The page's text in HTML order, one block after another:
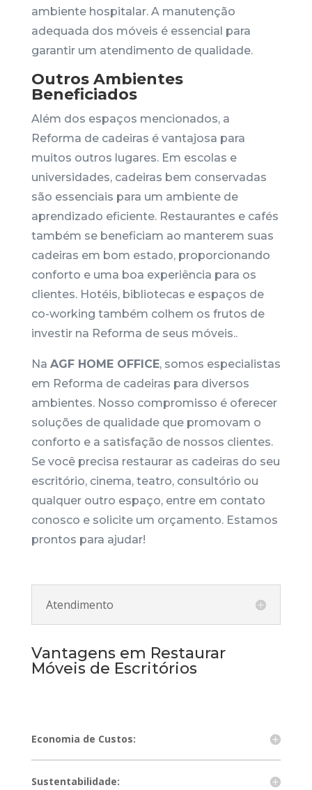
ambiente hospitalar. A manutenção
adequada dos móveis é essencial para
garantir um atendimento de qualidade.
Outros Ambientes
Beneficiados
Além dos espaços mencionados, a
Reforma de cadeiras é vantajosa para
muitos outros lugares. Em escolas e
universidades, cadeiras bem conservadas
são essenciais para um ambiente de
aprendizado eficiente. Restaurantes e cafés
também se beneficiam ao manterem suas
cadeiras em bom estado, proporcionando
conforto e uma boa experiência para os
clientes. Hotéis, bibliotecas e espaços de
co-working também colhem os frutos de
investir na Reforma de seus móveis..
Na AGF HOME OFFICE, somos especialistas
em Reforma de cadeiras para diversos
ambientes. Nosso compromisso é oferecer
soluções de qualidade que promovam o
conforto e a satisfação de nossos clientes.
Se você precisa restaurar as cadeiras do seu
escritório, cinema, teatro, consultório ou
qualquer outro espaço, entre em contato
conosco e solicite um orçamento. Estamos
prontos para ajudar!
Atendimento
Vantagens em Restaurar
Móveis de Escritórios
Economia de Custos:
Sustentabilidade: